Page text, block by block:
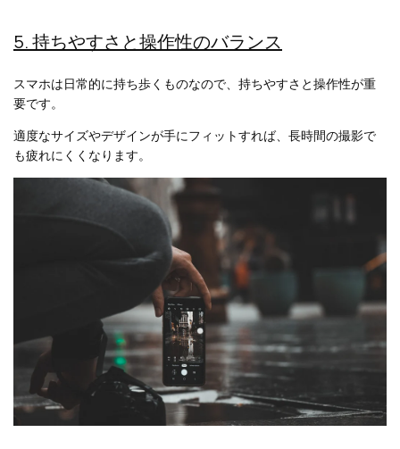
5. 持ちやすさと操作性のバランス
スマホは日常的に持ち歩くものなので、持ちやすさと操作性が重
要です。
適度なサイズやデザインが手にフィットすれば、長時間の撮影で
も疲れにくくなります。